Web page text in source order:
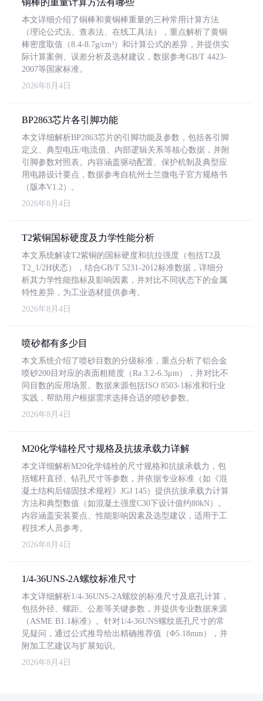
铜棒的重量计算方法有哪些
本文详细介绍了铜棒和黄铜棒重量的三种常用计算方法
（理论公式法、查表法、在线工具法），重点解析了黄铜
棒密度取值（8.4-8.7g/cm³）和计算公式的差异，并提供实
际计算案例、误差分析及选材建议，数据参考GB/T 4423-
2007等国家标准。
2026年8月4日
BP2863芯片各引脚功能
本文详细解析BP2863芯片的引脚功能及参数，包括各引脚
定义、典型电压/电流值、内部逻辑关系等核心数据，并附
引脚参数对照表。内容涵盖驱动配置、保护机制及典型应
用电路设计要点，数据参考自杭州士兰微电子官方规格书
（版本V1.2）。
2026年8月4日
T2紫铜国标硬度及力学性能分析
本文系统解读T2紫铜的国标硬度和抗拉强度（包括T2及
T2_1/2H状态），结合GB/T 5231-2012标准数据，详细分
析其力学性能指标及影响因素，并对比不同状态下的金属
特性差异，为工业选材提供参考。
2026年8月4日
喷砂都有多少目
本文系统介绍了喷砂目数的分级标准，重点分析了铝合金
喷砂200目对应的表面粗糙度（Ra 3.2-6.3μm），并对比不
同目数的应用场景。数据来源包括ISO 8503-1标准和行业
实践，帮助用户根据需求选择合适的喷砂参数。
2026年8月4日
M20化学锚栓尺寸规格及抗拔承载力详解
本文详细解析M20化学锚栓的尺寸规格和抗拔承载力，包
括螺杆直径、钻孔尺寸等参数，并依据专业标准（如《混
凝土结构后锚固技术规程》JGJ 145）提供抗拔承载力计算
方法和典型数值（如混凝土强度C30下设计值约80kN）。
内容涵盖安装要点、性能影响因素及选型建议，适用于工
程技术人员参考。
2026年8月4日
1/4-36UNS-2A螺纹标准尺寸
本文详细解析1/4-36UNS-2A螺纹的标准尺寸及底孔计算，
包括外径、螺距、公差等关键参数，并提供专业数据来源
（ASME B1.1标准）。针对1/4-36UNS螺纹底孔尺寸的常
见疑问，通过公式推导给出精确推荐值（Φ5.18mm），并
附加工艺建议与扩展知识。
2026年8月4日